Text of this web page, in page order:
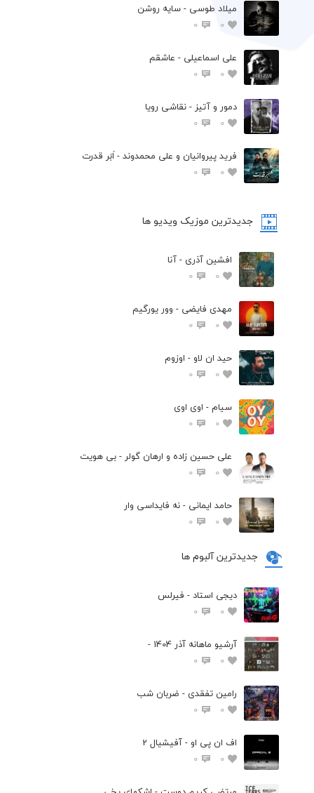
میلاد طوسی - سایه روشن
0
0
علی اسماعیلی - عاشقم
0
0
دمور و آتیز - نقاشی رویا
0
0
فرید پیروانیان و علی محمدوند - اَبَر قدرت
0
0
جدیدترین موزیک ویدیو ها
افشین آذری - آنا
0
0
مهدی فایضی - وور یورگیم
0
0
حید ان لاو - اوزوم
0
0
سیام - اوی اوی
0
0
علی حسین زاده و ارهان گولر - بی هویت
0
0
حامد ایمانی - نه فایداسی وار
0
0
جدیدترین آلبوم ها
دیجی استاد - فیرلس
0
0
آرشیو ماهانه آذر 1404 -
0
0
رامین تفقدی - ضربان شب
0
0
اف ان پی او - آفیشیال 2
0
0